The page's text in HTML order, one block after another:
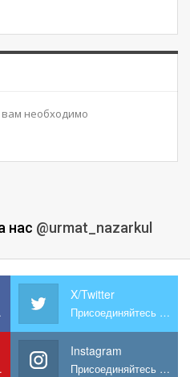
необходимо
нас @urmat_nazarkul
X/Twitter
Присоединяйтесь к нам в X
Instagram
Присоединяйтесь к нам в Instagram